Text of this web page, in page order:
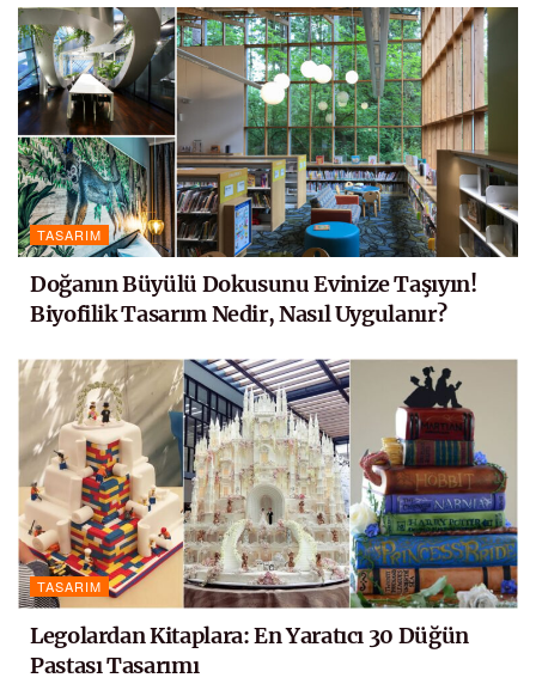
TASARIM
Doğanın Büyülü Dokusunu Evinize Taşıyın!
Biyofilik Tasarım Nedir, Nasıl Uygulanır?
TASARIM
Legolardan Kitaplara: En Yaratıcı 30 Düğün
Pastası Tasarımı